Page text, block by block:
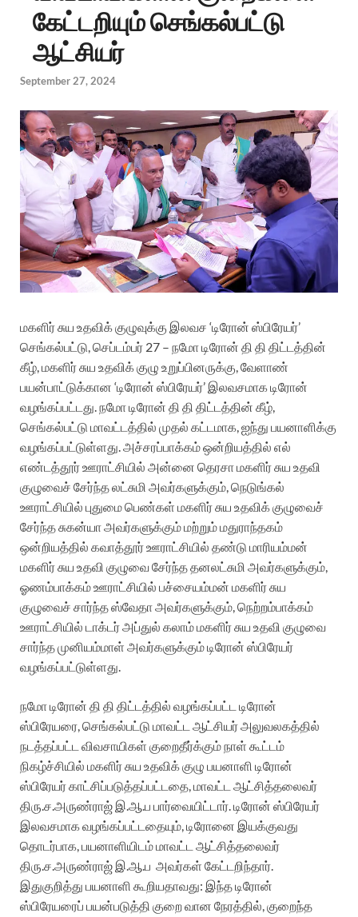
கேட்டறியும் செங்கல்பட்டு
ஆட்சியர்
September 27, 2024
மகளிர் சுய உதவிக் குழுவுக்கு இலவச ‘டிரோன் ஸ்பிரேயர்’
செங்கல்பட்டு, செப்டம்பர் 27 – நமோ டிரோன் தி தி திட்டத்தின்
கீழ், மகளிர் சுய உதவிக் குழு உறுப்பினருக்கு, வேளாண்
பயன்பாட்டுக்கான ‘டிரோன் ஸ்பிரேயர்’ இலவசமாக டிரோன்
வழங்கப்பட்டது. நமோ டிரோன் தி தி திட்டத்தின் கீழ்,
செங்கல்பட்டு மாவட்டத்தில் முதல் கட்டமாக, ஐந்து பயனாளிக்கு
வழங்கப்பட்டுள்ளது. அச்சரப்பாக்கம் ஒன்றியத்தில் எல்
எண்டத்தூர் ஊராட்சியில் அன்னை தெரசா மகளிர் சுய உதவி
குழுவைச் சேர்ந்த லட்சுமி அவர்களுக்கும், நெடுங்கல்
ஊராட்சியில் புதுமை பெண்கள் மகளிர் சுய உதவிக் குழுவைச்
சேர்ந்த சுகன்யா அவர்களுக்கும் மற்றும் மதுராந்தகம்
ஒன்றியத்தில் கவாத்தூர் ஊராட்சியில் தண்டு மாரியம்மன்
மகளிர் சுய உதவி குழுவை சேர்ந்த தனலட்சுமி அவர்களுக்கும்,
ஓணம்பாக்கம் ஊராட்சியில் பச்சையம்மன் மகளிர் சுய
குழுவைச் சார்ந்த ஸ்வேதா அவர்களுக்கும், நெற்றம்பாக்கம்
ஊராட்சியில் டாக்டர் அப்துல் கலாம் மகளிர் சுய உதவி குழுவை
சார்ந்த முனியம்மாள் அவர்களுக்கும் டிரோன் ஸ்பிரேயர்
வழங்கப்பட்டுள்ளது.
நமோ டிரோன் தி தி திட்டத்தில் வழங்கப்பட்ட டிரோன்
ஸ்பிரேயரை, செங்கல்பட்டு மாவட்ட ஆட்சியர் அலுவலகத்தில்
நடத்தப்பட்ட விவசாயிகள் குறைதீர்க்கும் நாள் கூட்டம்
நிகழ்ச்சியில் மகளிர் சுய உதவிக் குழு பயனாளி டிரோன்
ஸ்பிரேயர் காட்சிப்படுத்தப்பட்டதை, மாவட்ட ஆட்சித்தலைவர்
திரு.ச.அருண்ராஜ் இ.ஆ.ப பார்வையிட்டார். டிரோன் ஸ்பிரேயர்
இலவசமாக வழங்கப்பட்டதையும், டிரோனை இயக்குவது
தொடர்பாக, பயனாளியிடம் மாவட்ட ஆட்சித்தலைவர்
திரு.ச.அருண்ராஜ் இ.ஆ.ப அவர்கள் கேட்டறிந்தார்.
இதுகுறித்து பயனாளி கூறியதாவது: இந்த டிரோன்
ஸ்பிரேயரைப் பயன்படுத்தி குறை வான நேரத்தில், குறைந்த